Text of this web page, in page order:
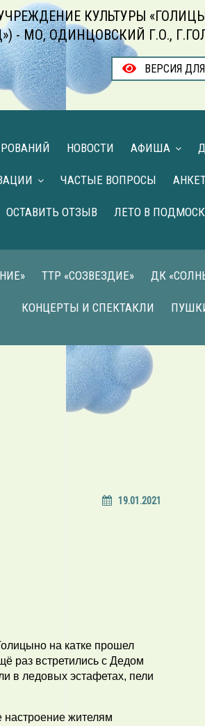
КУЛЬТУРЫ
- МО, ОДИНЦОВСКИЙ Г.О.,
ВЕРСИЯ
НОВОСТИ АФИША
ЧАСТЫЕ ВОПРОСЫ
ОСТАВИТЬ ОТЗЫВ ЛЕТО В
ТТР «СОЗВЕЗДИЕ» ДК
КОНЦЕРТЫ И СПЕКТАКЛИ
19.01.2021
на катке прошел
раз встретились с Дедом
в ледовых эстафетах, пели
настроение жителям